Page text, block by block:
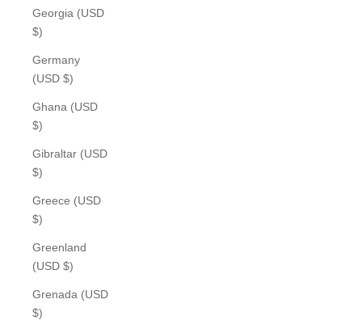
Georgia (USD
$)
Germany
(USD $)
Ghana (USD
$)
Gibraltar (USD
$)
Greece (USD
$)
Greenland
(USD $)
Grenada (USD
$)